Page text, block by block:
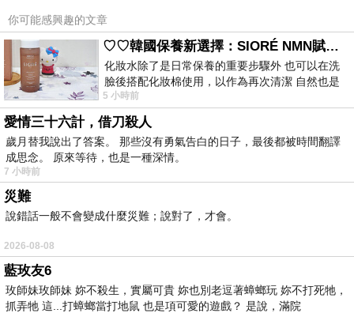
注定彼此的一生只為了目光交融的瞬間
漫著淅瀝雨水
回憶
猶新地記起
棗樹下
翩翩的妳如此多嬌
上一篇：
下一篇：ㅺ 短篇ㅺ天空分外藍
你可能感興趣的文章
♡♡韓國保養新選擇：SIORÉ NMN賦活泡泡化妝水♡♡
化妝水除了是日常保養的重要步驟外 也可以在洗
臉後搭配化妝棉使用，以作為再次清潔 自然也是
我的保養必備品項 不過，我對於化妝
5 小時前
愛情三十六計，借刀殺人
歲月替我說出了答案。 那些沒有勇氣告白的日子，最後都被時間翻譯
成思念。 原來等待，也是一種深情。
7 小時前
災難
說錯話一般不會變成什麼災難；說對了，才會。
2026-08-08
藍玫友6
玫師妹玫師妹 妳不殺生，實屬可貴 妳也別老逗著蟑螂玩 妳不打死牠，
抓弄牠 這...打蟑螂當打地鼠 也是項可愛的遊戲？ 是說，滿院